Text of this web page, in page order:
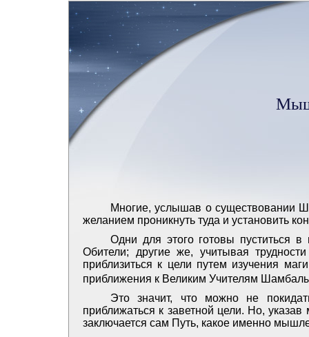
Многие, услышав о существовании
желанием проникнуть туда и установить
Одни для этого готовы пуститься
Обители; другие же, учитывая
приблизиться к цели путем изучения
приближения к Великим Учителям
Это значит, что можно не
приближаться к заветной цели. Но,
заключается сам Путь, какое именно